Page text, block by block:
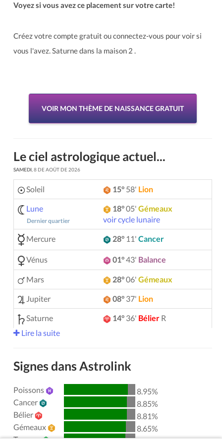
Voyez si vous avez ce placement sur votre carte!
Créez votre compte gratuit ou connectez-vous pour voir si
vous l'avez. Saturne dans la maison 2 .
VOIR MON THÈME DE NAISSANCE GRATUIT
Le ciel astrologique actuel...
SAMEDI , 8 DE AOÛT DE 2026
Soleil 15° 58' Lion
Lune
Dernier quartier
18°05' Gémeaux
voir cycle lunaire
Mercure 28° 11' Cancer
Vénus 01°43' Balance
Mars 28°06' Gémeaux
Jupiter 08° 37' Lion
Saturne 14° 36' Bélier R
Uranus
Neptune 04° 09'
Chiron 00°51'
Lilith 25°50'Sagittaire
Lire la suite
Signes dans Astrolink
Poissons
8.95%
Cancer
8.85%
Bélier
8.81%
Gémeaux
8.65%